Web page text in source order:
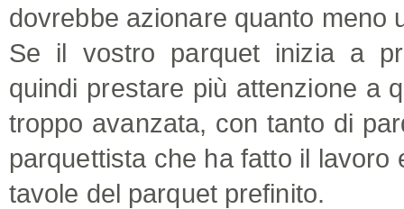
dovrebbe azionare quanto meno
Se il vostro parquet inizia a
quindi prestare più attenzione a
troppo avanzata, con tanto di
parquettista che ha fatto il
tavole del parquet prefinito.